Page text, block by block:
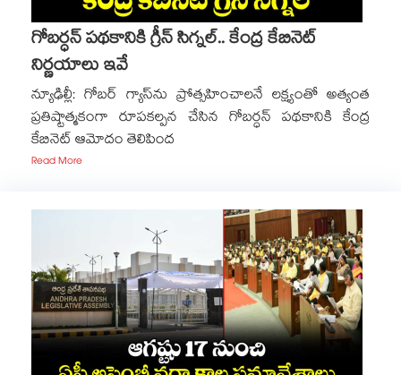
గోబర్ధన్ పథకానికి గ్రీన్ సిగ్నల్.. కేంద్ర కేబినెట్
నిర్ణయాలు ఇవే
న్యూఢిల్లీ: గోబర్ గ్యాస్‎ను ప్రోత్సహించాలనే లక్ష్యంతో అత్యంత
ప్రతిష్టాత్మకంగా రూపకల్పన చేసిన గోబర్ధన్ పథకానికి కేంద్ర
కేబినెట్ ఆమోదం తెలిపింద
Read More